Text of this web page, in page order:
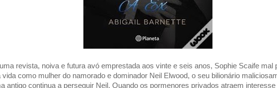
revista, noiva e futura avó emprestada aos vinte e seis anos, Sophie Scaife mal
vida como mulher do namorado e dominador Neil Elwood, o seu bilionário
antigo continua a perseguir Neil. Quando os pormenores privados atraem